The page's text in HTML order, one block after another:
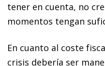
tener en cuenta, no
momentos tengan
En cuanto al coste
crisis debería ser